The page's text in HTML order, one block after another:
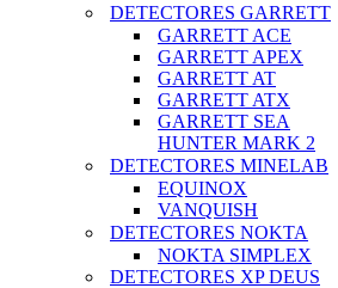
DETECTORES GARRETT
GARRETT ACE
GARRETT APEX
GARRETT AT
GARRETT ATX
GARRETT SEA
HUNTER MARK 2
DETECTORES MINELAB
EQUINOX
VANQUISH
DETECTORES NOKTA
NOKTA SIMPLEX
DETECTORES XP DEUS